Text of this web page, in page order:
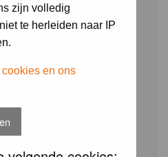
zijn volledig
te herleiden naar IP
cookies en ons